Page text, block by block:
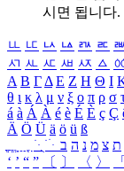
시면 됩니다.
ㅥ ㅦ ㅧ ㅨ ㅩ ㅪ
ㅺ ㅻ ㅼ ㅽ ㅾ ㅿ
Α Β ΓΔ Ε Ζ Η Θ Ι
θ ι κ λ μ ν ξ ο π ρ σ
á à Á À é è É È ç Ç
Ä Ö Ü ä ö ü ß
ִֶֹ ֻּ ׁׂ ת צ מ נ ה ב
‘ ’ “ ” 〔 〕 〈 〉 「